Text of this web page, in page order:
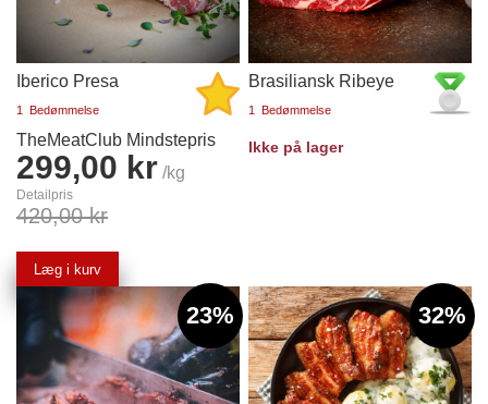
Iberico Presa
1 Bedømmelse
TheMeatClub Mindstepris
299,00 kr /kg
Detailpris
420,00 kr
Læg i kurv
Brasiliansk Ribeye
1Bedømmelse
Ikke på lager
23% 32%